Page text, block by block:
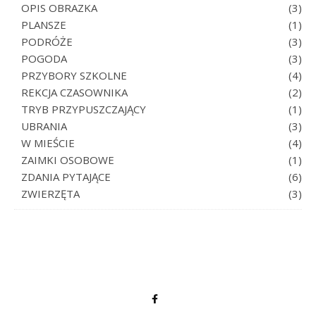
OPIS OBRAZKA
(3)
PLANSZE
(1)
PODRÓŻE
(3)
POGODA
(3)
PRZYBORY SZKOLNE
(4)
REKCJA CZASOWNIKA
(2)
TRYB PRZYPUSZCZAJĄCY
(1)
UBRANIA
(3)
W MIEŚCIE
(4)
ZAIMKI OSOBOWE
(1)
ZDANIA PYTAJĄCE
(6)
ZWIERZĘTA
(3)